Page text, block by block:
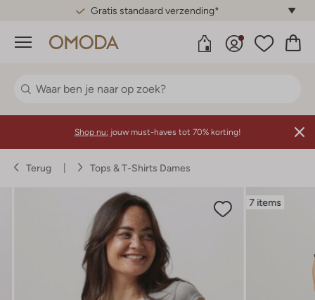
Gratis standaard verzending*
Menu
Shop nu: jouw must-haves tot 70% korting!
Terug Tops & T-Shirts Dames
7 items